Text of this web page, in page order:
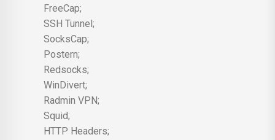
FreeCap;
SSH Tunnel;
SocksCap;
Postern;
Redsocks;
WinDivert;
Radmin VPN;
Squid;
HTTP Headers;